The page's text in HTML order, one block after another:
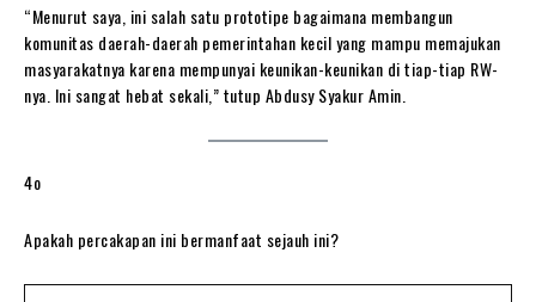
“Menurut saya, ini salah satu prototipe bagaimana membangun
komunitas daerah-daerah pemerintahan kecil yang mampu memajukan
masyarakatnya karena mempunyai keunikan-keunikan di tiap-tiap RW-
nya. Ini sangat hebat sekali,” tutup Abdusy Syakur Amin.
4o
Apakah percakapan ini bermanfaat sejauh ini?